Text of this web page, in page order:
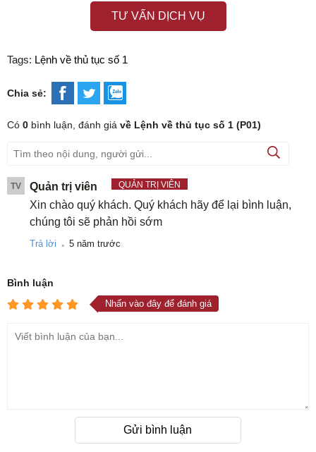
TƯ VẤN DỊCH VỤ
Tags: Lệnh về thủ tục số 1
Chia sẻ:
Có 0 bình luận, đánh giá về Lệnh về thủ tục số 1 (P01)
TV Quản trị viên QUẢN TRỊ VIÊN
Xin chào quý khách. Quý khách hãy để lại bình luận,
chúng tôi sẽ phản hồi sớm
Trả lời . 5 năm trước
Bình luận
Nhấn vào đây để đánh giá
Gửi bình luận